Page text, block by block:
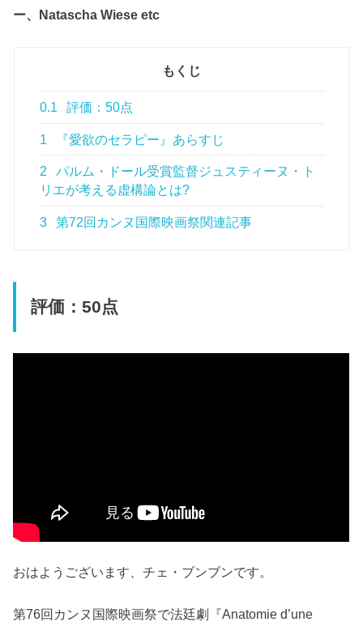
ー、Natascha Wiese etc
もくじ
0.1 評価：50点
1 『愛欲のセラピー』あらすじ
2
パルム・ドール受賞監督ジュスティーヌ・ト
リエが考える虚構論とは?
3 第72回カンヌ国際映画祭関連記事
評価：50点
おはようございます、チェ・ブンブンです。
第76回カンヌ国際映画祭で法廷劇『Anatomie d’une